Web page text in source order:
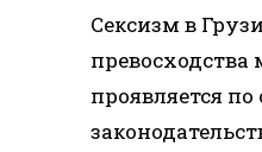
Сексизм в
превосходства
проявляется